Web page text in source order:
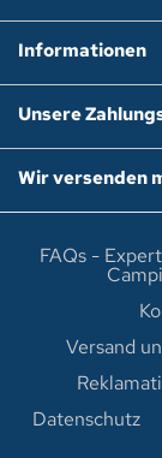
Informationen
Unsere
Wir versenden
FAQs -
Versand
Datenschutz